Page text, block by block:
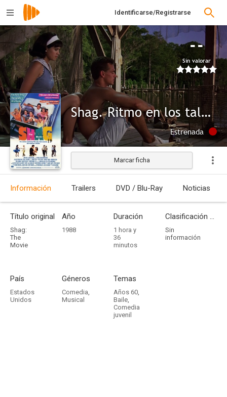
Identificarse/Registrarse
--
Sin valorar
Shag. Ritmo en los talones
Estrenada
Marcar ficha
Información Trailers DVD / Blu-Ray Noticias
Título original
Shag:
The
Movie
Año
1988
Duración
1 hora y
36
minutos
Clasificación por edades
Sin
información
País
Estados
Unidos
Géneros
Comedia,
Musical
Temas
Años 60,
Baile,
Comedia
juvenil